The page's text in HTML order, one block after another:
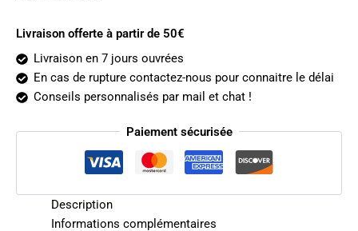
Livraison offerte à partir de 50€
Livraison en 7 jours ouvrées
En cas de rupture contactez-nous pour connaitre le délai
Conseils personnalisés par mail et chat !
Paiement sécurisée
Description
Informations complémentaires